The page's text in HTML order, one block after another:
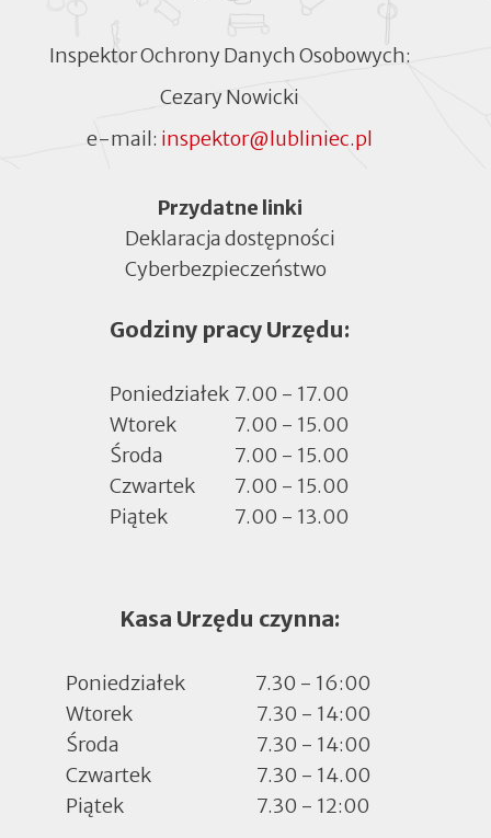
Inspektor Ochrony Danych Osobowych:
Cezary Nowicki
e-mail: inspektor@lubliniec.pl
MenuPrzydatne linki
Deklaracja dostępności
Cyberbezpieczeństwo
w
zakładce
Godziny pracy Urzędu:
Poniedziałek 7.00 - 17.00
Wtorek
7.00 - 15.00
Środa
7.00 - 15.00
Czwartek
7.00 - 15.00
Piątek
7.00 - 13.00
Kasa Urzędu czynna:
Poniedziałek
7.30 - 16:00
Wtorek
7.30 - 14:00
Środa
7.30 - 14:00
Czwartek
7.30 - 14.00
Piątek
7.30 - 12:00